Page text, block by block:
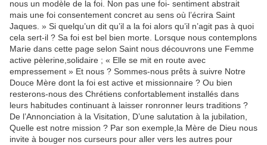
nous un modèle de la foi. Non pas une foi- sentiment abstrait
mais une foi consentement concret au sens où l’écrira Saint
Jaques. » Si quelqu’un dit qu’il a la foi alors qu’il n’agit pas à quoi
cela sert-il ? Sa foi est bel bien morte. Lorsque nous contemplons
Marie dans cette page selon Saint nous découvrons une Femme
active pèlerine,solidaire ; « Elle se mit en route avec
empressement » Et nous ? Sommes-nous prêts à suivre Notre
Douce Mère dont la foi est active et missionnaire ? Ou bien
resterons-nous des Chrétiens confortablement installés dans
leurs habitudes continuant à laisser ronronner leurs traditions ?
De l’Annonciation à la Visitation, D’une salutation à la jubilation,
Quelle est notre mission ? Par son exemple,la Mère de Dieu nous
invite à bouger nos curseurs pour aller vers les autres pour